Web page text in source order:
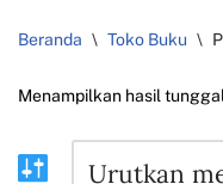
Beranda \ Toko Buku \
Menampilkan hasil tunggal